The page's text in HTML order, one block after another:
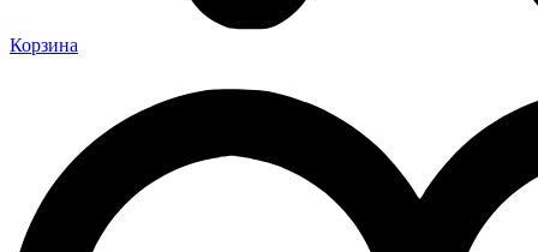
Корзина